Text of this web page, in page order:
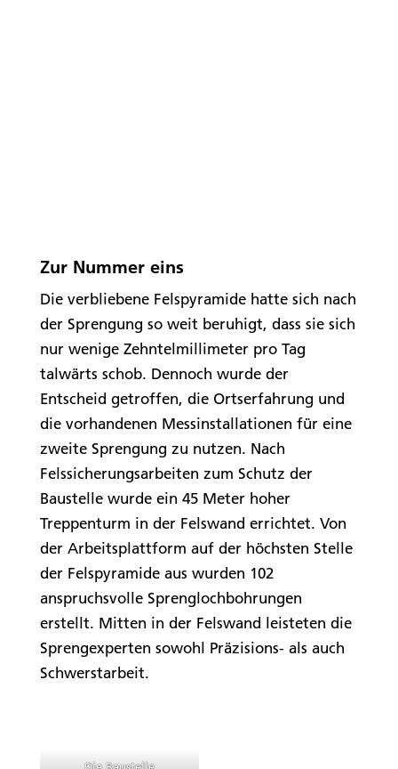
Zur Nummer eins
Die verbliebene Felspyramide hatte sich nach
der Sprengung so weit beruhigt, dass sie sich
nur wenige Zehntelmillimeter pro Tag
talwärts schob. Dennoch wurde der
Entscheid getroffen, die Ortserfahrung und
die vorhandenen Messinstallationen für eine
zweite Sprengung zu nutzen. Nach
Felssicherungsarbeiten zum Schutz der
Baustelle wurde ein 45 Meter hoher
Treppenturm in der Felswand errichtet. Von
der Arbeitsplattform auf der höchsten Stelle
der Felspyramide aus wurden 102
anspruchsvolle Sprenglochbohrungen
erstellt. Mitten in der Felswand leisteten die
Sprengexperten sowohl Präzisions- als auch
Schwerstarbeit.